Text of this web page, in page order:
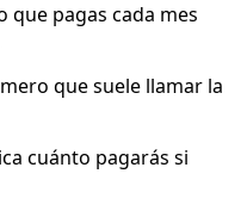
que pagas cada mes
que suele llamar la
cuánto pagarás si